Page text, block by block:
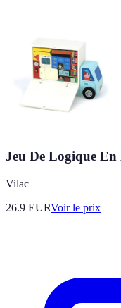
Jeu De Logique En
Vilac
26.9 EURVoir le prix